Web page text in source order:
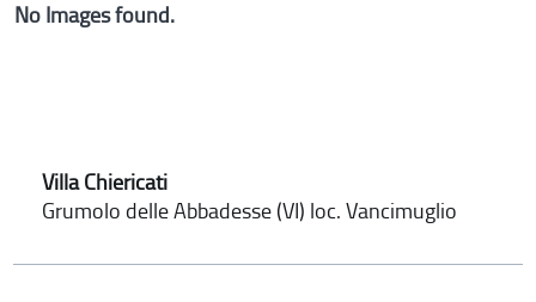
No Images found.
Villa Chiericati
Grumolo delle Abbadesse (VI) loc. Vancimuglio